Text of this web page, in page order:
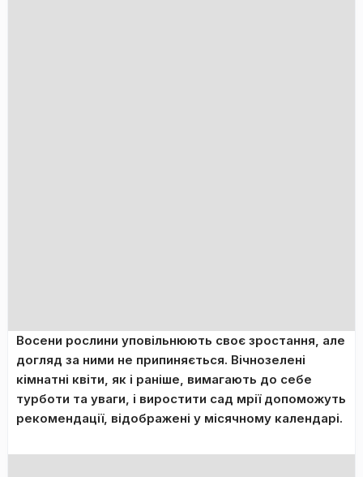
Восени рослини уповільнюють своє зростання, але
догляд за ними не припиняється. Вічнозелені
кімнатні квіти, як і раніше, вимагають до себе
турботи та уваги, і виростити сад мрії допоможуть
рекомендації, відображені у місячному календарі.